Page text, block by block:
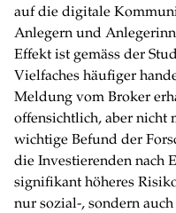
auf die digitale
Anlegern und
Effekt ist gemäss der
Vielfaches häufiger
Meldung vom Broker
offensichtlich, aber nicht
wichtige Befund der
die Investierenden nach
signifikant höheres
nur sozial-, sondern